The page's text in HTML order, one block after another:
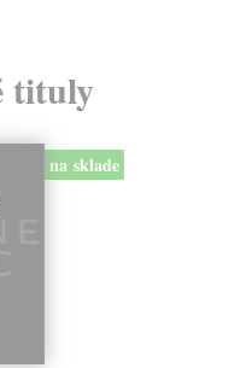
tituly
na sklade